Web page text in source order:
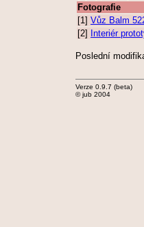
Fotografie
[1] Vůz Balm
[2]
Interiér
Poslední
Verze 0.9.7 (beta)
© jub 2004